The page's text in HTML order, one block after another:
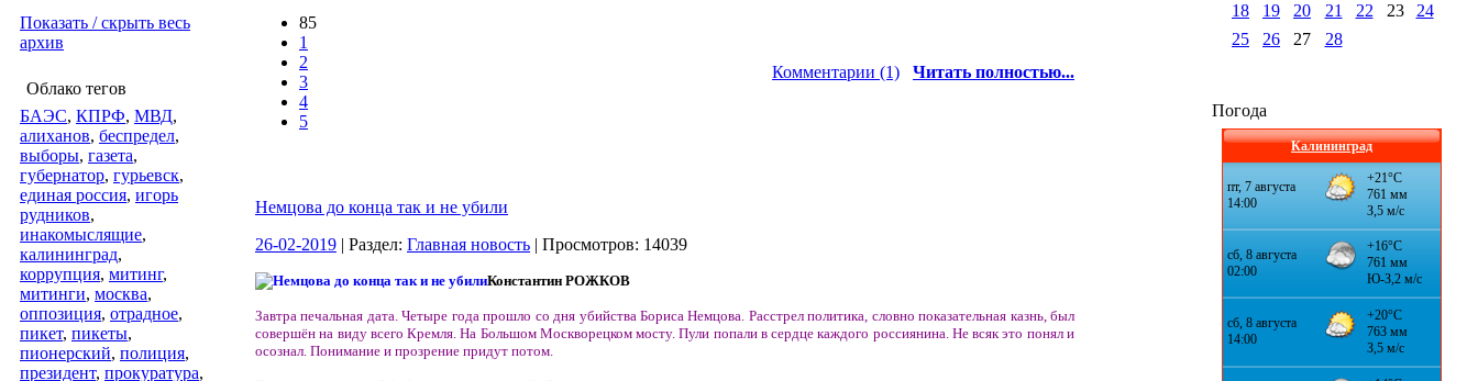
Показать / скрыть весь
архив
Облако тегов
БАЭС, КПРФ, МВД,
алиханов, беспредел,
выборы, газета,
губернатор, гурьевск,
единая россия, игорь
рудников,
инакомыслящие,
калининград,
коррупция, митинг,
митинги, москва,
оппозиция, отрадное,
пикет, пикеты,
пионерский, полиция,
президент, прокуратура,
85
1
2
3
4
5
Комментарии (1) Читать полностью...
Немцова до конца так и не убили
26-02-2019 | Раздел: Главная новость | Просмотров: 14039
Константин РОЖКОВ
Завтра печальная дата. Четыре года прошло со дня убийства Бориса Немцова. Расстрел политика, словно показательная казнь, был
совершён на виду всего Кремля. На Большом Москворецком мосту. Пули попали в сердце каждого россиянина. Не всяк это понял и
осознал. Понимание и прозрение придут потом.
18
19 20 21 22 23
24
25
26 27 28
Погода
Калининград